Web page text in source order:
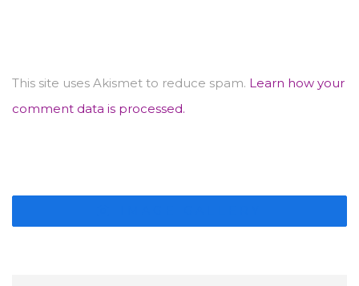
This site uses Akismet to reduce spam. Learn how your
comment data is processed.